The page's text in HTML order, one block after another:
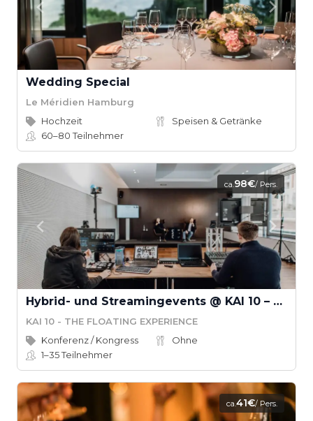
Wedding Special
Le Méridien Hamburg
Hochzeit
Speisen & Getränke
60–80Teilnehmer
ca.98€/ Pers.
Hybrid- und Streamingevents @ KAI 10 – THE FLOATING EXPERIENCE
KAI 10 - THE FLOATING EXPERIENCE
Konferenz / Kongress
Ohne
1–35Teilnehmer
ca.41€/ Pers.